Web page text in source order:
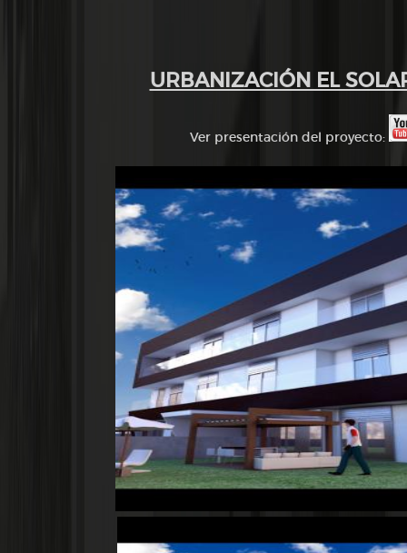
URBANIZACIÓN EL
Ver presentación del proyecto: